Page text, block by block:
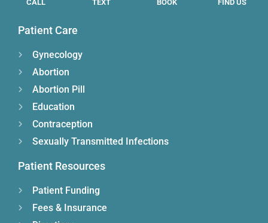
CALL TEXT BOOK FIND US
Patient Care
Gynecology
Abortion
Abortion Pill
Education
Contraception
Sexually Transmitted Infections
Patient Resources
Patient Funding
Fees & Insurance